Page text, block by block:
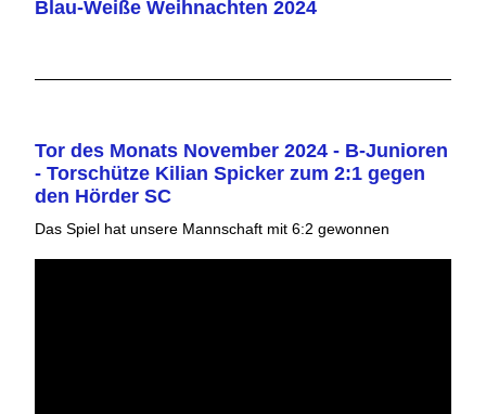
Blau-Weiße Weihnachten 2024
Tor des Monats November 2024 - B-Junioren
- Torschütze Kilian Spicker zum 2:1 gegen
den Hörder SC
Das Spiel hat unsere Mannschaft mit 6:2 gewonnen